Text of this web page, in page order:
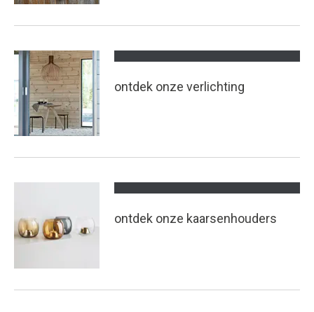
ontdek onze verlichting
ontdek onze kaarsenhouders